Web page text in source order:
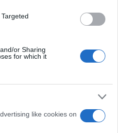
or Sharing
for which it
like cookies on